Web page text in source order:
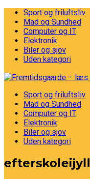
Sport og friluftsliv
Mad og Sundhed
Computer og IT
Elektronik
Biler og sjov
Uden kategori
Sport og friluftsliv
Mad og Sundhed
Computer og IT
Elektronik
Biler og sjov
Uden kategori